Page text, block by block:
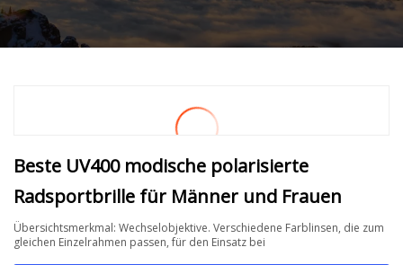
Beste UV400 modische polarisierte
Radsportbrille für Männer und Frauen
Übersichtsmerkmal: Wechselobjektive. Verschiedene Farblinsen, die zum
gleichen Einzelrahmen passen, für den Einsatz bei